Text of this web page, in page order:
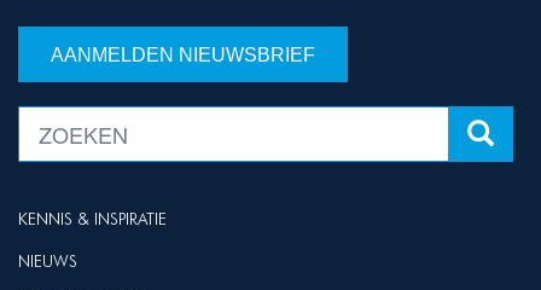
AANMELDEN NIEUWSBRIEF
KENNIS & INSPIRATIE
NIEUWS